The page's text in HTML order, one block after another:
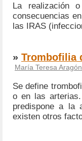
La realización
consecuencias
las IRAS
» Trombofilia
María Teresa
Se define
o en las
predispone a la
existen otros